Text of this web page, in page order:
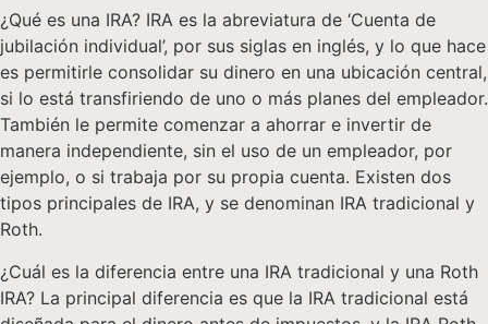
¿Qué es una IRA? IRA es la abreviatura de ‘Cuenta de
jubilación individual’, por sus siglas en inglés, y lo que hace
es permitirle consolidar su dinero en una ubicación central,
si lo está transfiriendo de uno o más planes del empleador.
También le permite comenzar a ahorrar e invertir de
manera independiente, sin el uso de un empleador, por
ejemplo, o si trabaja por su propia cuenta. Existen dos
tipos principales de IRA, y se denominan IRA tradicional y
Roth.
¿Cuál es la diferencia entre una IRA tradicional y una Roth
IRA? La principal diferencia es que la IRA tradicional está